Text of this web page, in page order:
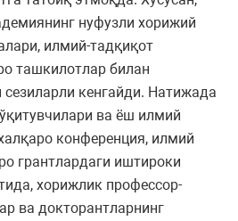
нуфузли хорижий
илмий-тадқиқот
ташкилотлар билан
кенгайди. Натижада
ва ёш илмий
конференция, илмий
грантлардаги иштироки
хорижлик профессор-
ва докторантларнинг